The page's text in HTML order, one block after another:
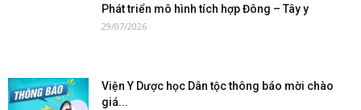
Phát triển mô hình tích hợp Đông – Tây y
29/07/2026
Viện Y Dược học Dân tộc thông báo mời chào
giá...